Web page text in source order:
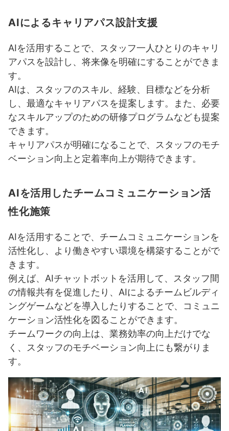
AIによるキャリアパス設計支援
AIを活用することで、スタッフ一人ひとりのキャリ
アパスを設計し、将来像を明確にすることができま
す。
AIは、スタッフのスキル、経験、目標などを分析
し、最適なキャリアパスを提案します。また、必要
なスキルアップのための研修プログラムなども提案
できます。
キャリアパスが明確になることで、スタッフのモチ
ベーション向上と定着率向上が期待できます。
AIを活用したチームコミュニケーション活
性化施策
AIを活用することで、チームコミュニケーションを
活性化し、より働きやすい環境を構築することがで
きます。
例えば、AIチャットボットを活用して、スタッフ間
の情報共有を促進したり、AIによるチームビルディ
ングゲームなどを導入したりすることで、コミュニ
ケーション活性化を図ることができます。
チームワークの向上は、業務効率の向上だけでな
く、スタッフのモチベーション向上にも繋がりま
す。